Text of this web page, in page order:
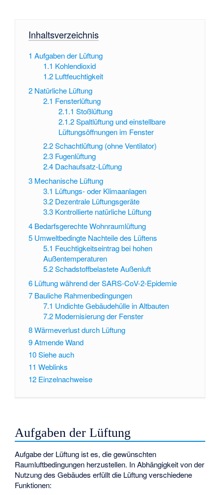
Inhaltsverzeichnis
1 Aufgaben der Lüftung
1.1 Kohlendioxid
1.2 Luftfeuchtigkeit
2 Natürliche Lüftung
2.1 Fensterlüftung
2.1.1 Stoßlüftung
2.1.2 Spaltlüftung und einstellbare
Lüftungsöffnungen im Fenster
2.2 Schachtlüftung (ohne Ventilator)
2.3 Fugenlüftung
2.4 Dachaufsatz-Lüftung
3 Mechanische Lüftung
3.1 Lüftungs- oder Klimaanlagen
3.2 Dezentrale Lüftungsgeräte
3.3 Kontrollierte natürliche Lüftung
4 Bedarfsgerechte Wohnraumlüftung
5 Umweltbedingte Nachteile des Lüftens
5.1 Feuchtigkeitseintrag bei hohen
Außentemperaturen
5.2 Schadstoffbelastete Außenluft
6 Lüftung während der SARS-CoV-2-Epidemie
7 Bauliche Rahmenbedingungen
7.1 Undichte Gebäudehülle in Altbauten
7.2 Modernisierung der Fenster
8Wärmeverlust durch Lüftung
9Atmende Wand
10Siehe auch
11 Weblinks
12 Einzelnachweise
Aufgaben der Lüftung
Aufgabe der Lüftung ist es, die gewünschten
Raumluftbedingungen herzustellen. In Abhängigkeit von der
Nutzung des Gebäudes erfüllt die Lüftung verschiedene
Funktionen: